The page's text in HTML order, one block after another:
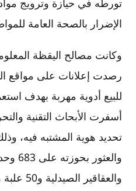
تورطه في حيازة وترويج
الإضرار بالصحة العامة
وكانت مصالح اليقظة
رصدت إعلانات على مواقع
للبيع أدوية مهربة بهدف
أسفرت الأبحاث التقنية
تحديد هوية المشتبه فيه،
والعقاقير الصيدلية و50 علبة من المراهم الطبية